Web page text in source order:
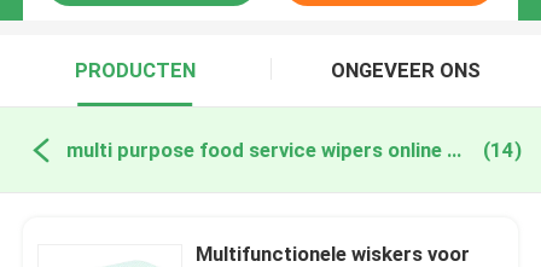
PRODUCTEN ONGEVEER ONS
multi purpose food service wipers online fabricage (14)
Multifunctionele wiskers voor